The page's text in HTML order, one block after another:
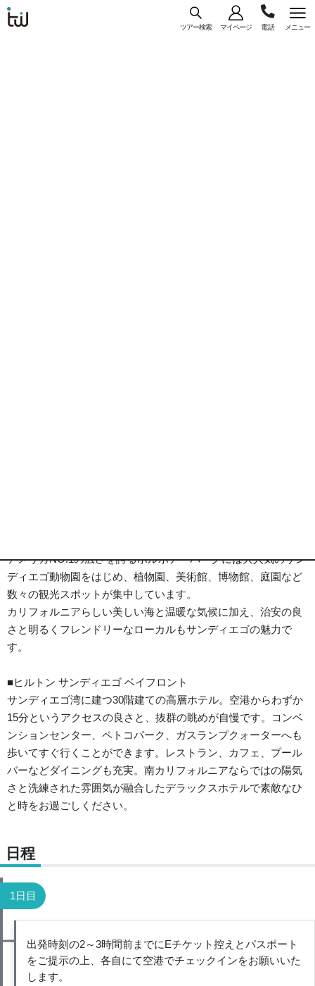
ツアー検索 マイページ メニュー
アメリカNO.1の広さを誇るボルボア・パークには大人気のサン
ディエゴ動物園をはじめ、植物園、美術館、博物館、庭園など
数々の観光スポットが集中しています。
カリフォルニアらしい美しい海と温暖な気候に加え、治安の良
さと明るくフレンドリーなローカルもサンディエゴの魅力で
す。
■ヒルトン サンディエゴ ベイフロント
サンディエゴ湾に建つ30階建ての高層ホテル。空港からわずか
15分というアクセスの良さと、抜群の眺めが自慢です。コンベ
ンションセンター、ペトコパーク、ガスランプクォーターへも
歩いてすぐ行くことができます。レストラン、カフェ、プール
バーなどダイニングも充実。南カリフォルニアならではの陽気
さと洗練された雰囲気が融合したデラックスホテルで素敵なひ
と時をお過ごしください。
日程
1日目
出発時刻の2～3時間前までにEチケット控えとパスポート
をご提示の上、各自にて空港でチェックインをお願いいた
します。